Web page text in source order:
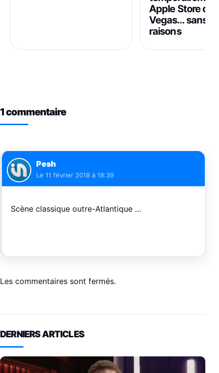
Apple Store de
Vegas… sans
raisons
1 commentaire
Pesh
Le 11 février 2018 à 18:39
Scène classique outre-Atlantique …
Les commentaires sont fermés.
DERNIERS ARTICLES